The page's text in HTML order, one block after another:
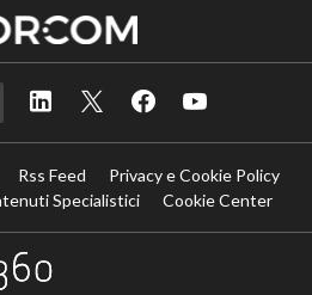
Rss Feed
Privacy e Cookie Policy
Specialistici
Cookie Center